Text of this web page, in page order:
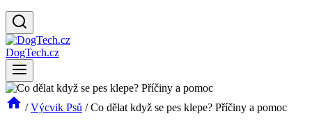
DogTech.cz
/ Výcvik Psů / Co dělat když se pes klepe? Příčiny a pomoc